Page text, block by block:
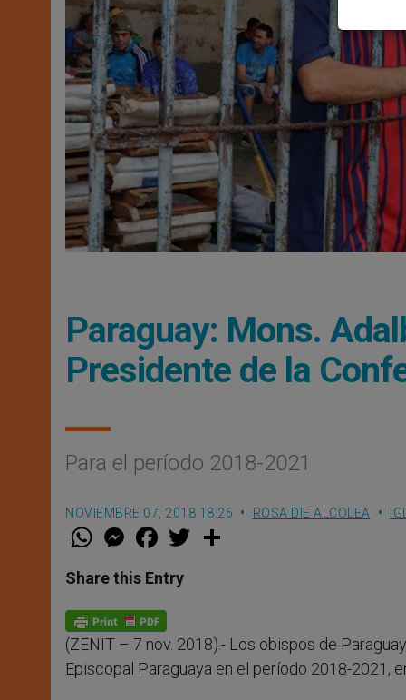
Paraguay: Mons.
Presidente de la
Para el período 2018-2021
NOVIEMBRE 07, 2018 18:26 ROSA DIE ALCOLEA
W
t
s
p
p
M
e
s
e
g
e
r
F
a
e
b
o
k
w
Share this Entry
(ZENIT – 7 nov. 2018).- Los obispos de
Episcopal Paraguaya en el período 2018-2021,